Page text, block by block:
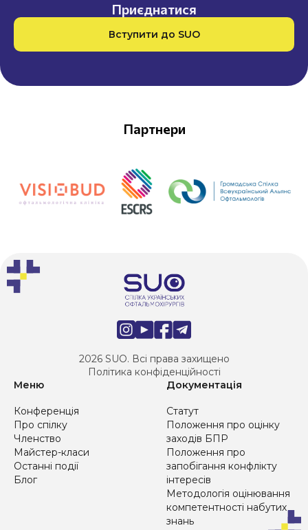
Приєднатися
Вступити до SUO
Партнери
2026 SUO. Всі права захищено
Політика конфіденційності
Меню
Конференція
Про спілку
Членство
Майстер-класи
Останні події
Блог
Документація
Статут
Положення про оцінку
заходів БПР
Положення про
запобігання конфлікту
інтересів
Методологія оцінювання
компетентності набутих
знань